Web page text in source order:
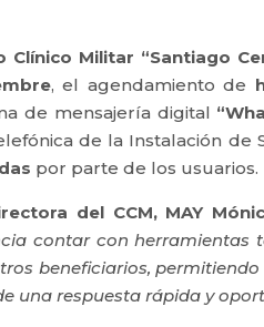
Clínico Militar “Santiago
, el agendamiento de
de mensajería digital
de la Instalación de
por parte de los usuarios.
del CCM, MAY
contar con herramientas
beneficiarios,
una respuesta rápida y